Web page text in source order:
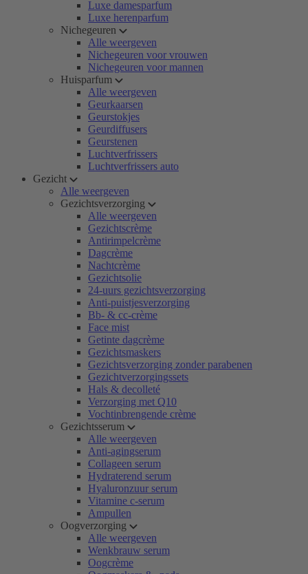
Luxe damesparfum
Luxe herenparfum
Nichegeuren
Alle weergeven
Nichegeuren voor vrouwen
Nichegeuren voor mannen
Huisparfum
Alle weergeven
Geurkaarsen
Geurstokjes
Geurdiffusers
Geurstenen
Luchtverfrissers
Luchtverfrissers auto
Gezicht
Alle weergeven
Gezichtsverzorging
Alle weergeven
Gezichtscrème
Antirimpelcrème
Dagcrème
Nachtcrème
Gezichtsolie
24-uurs gezichtsverzorging
Anti-puistjesverzorging
Bb- & cc-crème
Face mist
Getinte dagcrème
Gezichtsmaskers
Gezichtsverzorging zonder parabenen
Gezichtverzorgingssets
Hals & decolleté
Verzorging met Q10
Vochtinbrengende crème
Gezichtsserum
Alle weergeven
Anti-agingserum
Collageen serum
Hydraterend serum
Hyaluronzuur serum
Vitamine c-serum
Ampullen
Oogverzorging
Alle weergeven
Wenkbrauw serum
Oogcrème